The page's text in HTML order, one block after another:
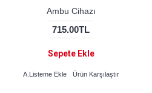
Ambu Cihazı
715.00TL
Sepete Ekle
A.Listeme Ekle Ürün Karşılaştır